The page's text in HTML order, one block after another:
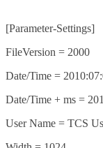
[Parameter-Settings]
FileVersion = 2000
Date/Time =
Date/Time + ms =
User Name = TCS